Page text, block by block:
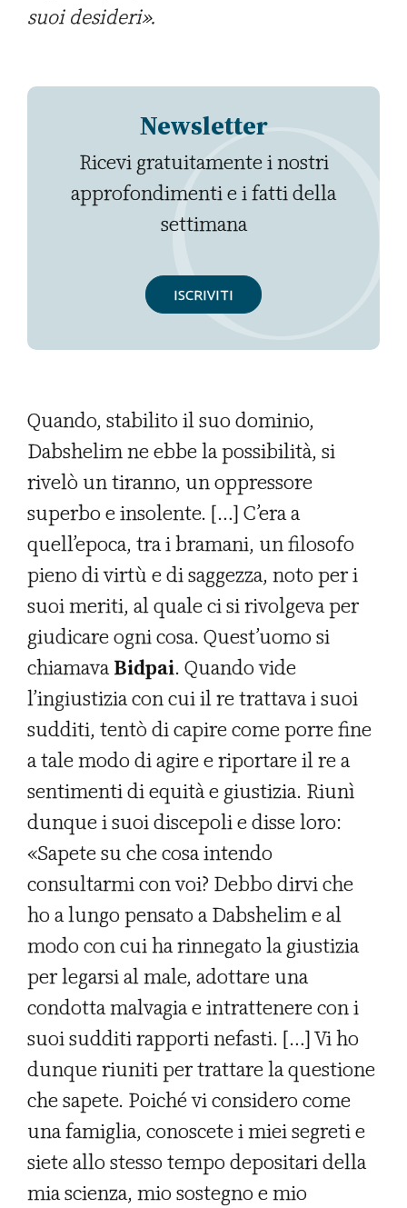
suoi desideri».
Newsletter
Ricevi gratuitamente i nostri
approfondimenti e i fatti della
settimana
ISCRIVITI
Quando, stabilito il suo dominio,
Dabshelim ne ebbe la possibilità, si
rivelò un tiranno, un oppressore
superbo e insolente. […] C’era a
quell’epoca, tra i bramani, un filosofo
pieno di virtù e di saggezza, noto per i
suoi meriti, al quale ci si rivolgeva per
giudicare ogni cosa. Quest’uomo si
chiamavaBidpai. Quando vide
l’ingiustizia con cui il re trattava i suoi
sudditi, tentò di capire come porre fine
a tale modo di agire e riportare il re a
sentimenti di equità e giustizia. Riunì
dunque i suoi discepoli e disse loro:
«Sapete su che cosa intendo
consultarmi con voi? Debbo dirvi che
ho a lungo pensato a Dabshelim e al
modo con cui ha rinnegato la giustizia
per legarsi al male, adottare una
condotta malvagia e intrattenere con i
suoi sudditi rapporti nefasti. […] Vi ho
dunque riuniti per trattare la questione
che sapete. Poiché vi considero come
una famiglia, conoscete i miei segreti e
siete allo stesso tempo depositari della
mia scienza, mio sostegno e mio